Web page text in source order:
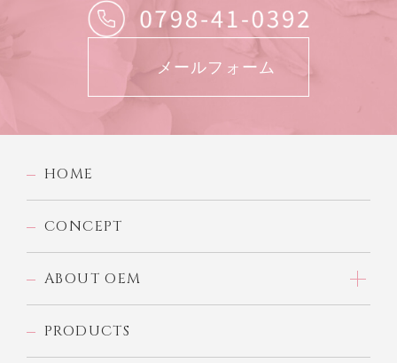
メールフォーム
HOME
CONCEPT
ABOUT OEM
PRODUCTS